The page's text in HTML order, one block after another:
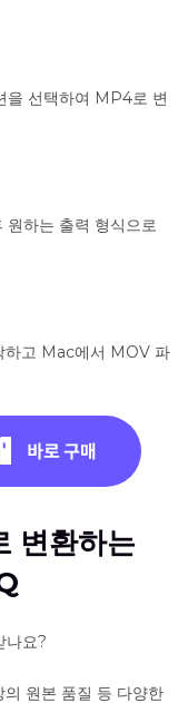
을 선택하여 MP4로 변
하는 출력 형식으로
하고 Mac에서 MOV 파
변환하는
나요?
의 원본 품질 등 다양한